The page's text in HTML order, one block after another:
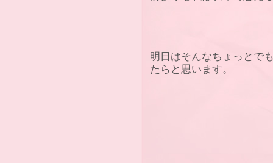
明日はそんなちょっとで
たらと思います。